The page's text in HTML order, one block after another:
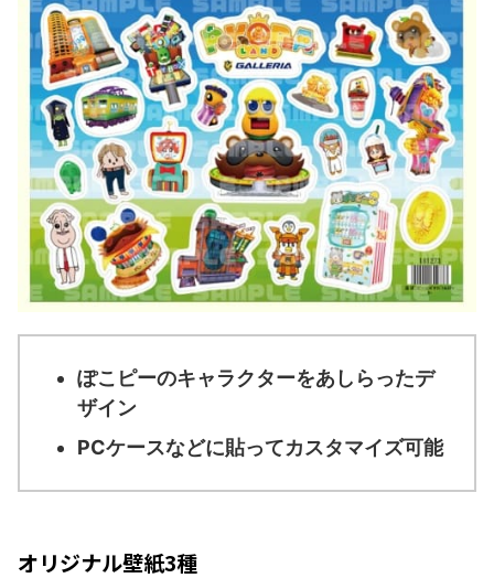
ぽこピーのキャラクターをあしらったデ
ザイン
PCケースなどに貼ってカスタマイズ可能
オリジナル壁紙3種